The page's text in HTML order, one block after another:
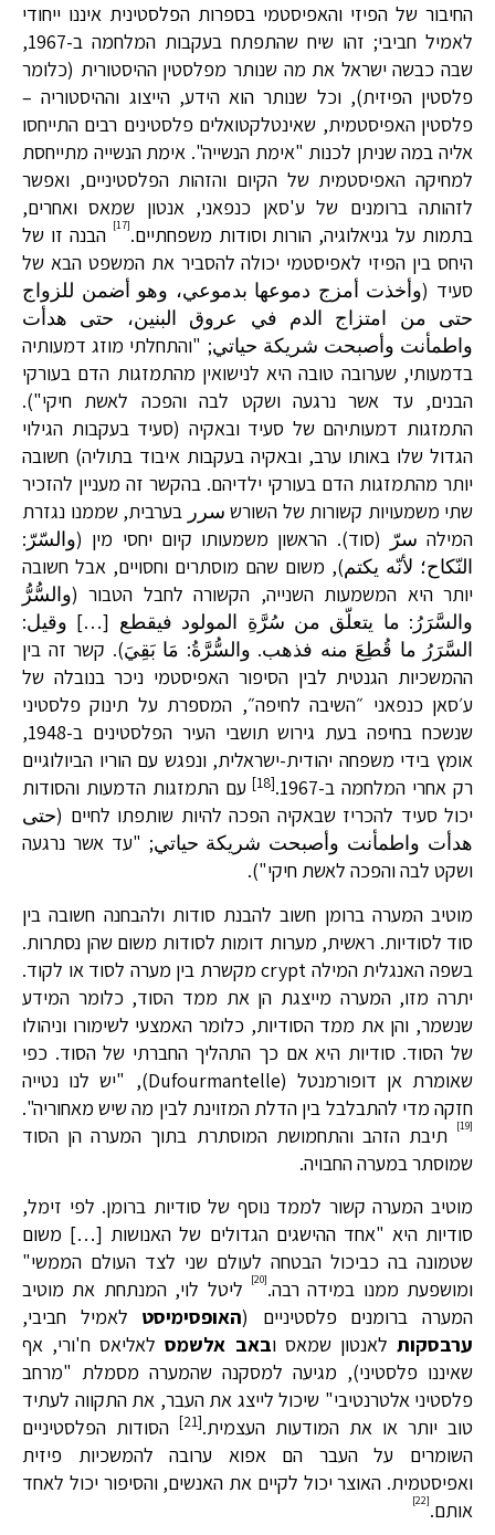
החיבור של הפיזי והאפיסטמי בספרות הפלסטינית איננו ייחודי
לאמיל חביבי; זהו שיח שהתפתח בעקבות המלחמה ב-1967,
שבה כבשה ישראל את מה שנותר מפלסטין ההיסטורית (כלומר
פלסטין הפיזית), וכל שנותר הוא הידע, הייצוג וההיסטוריה –
פלסטין האפיסטמית, שאינטלקטואלים פלסטינים רבים התייחסו
אליה במה שניתן לכנות "אימת הנשייה". אימת הנשייה מתייחסת
למחיקה האפיסטמית של הקיום והזהות הפלסטיניים, ואפשר
לזהותה ברומנים של ע'סאן כנפאני, אנטון שמאס ואחרים,
בתמות על גניאלוגיה, הורות וסודות משפחתיים.[17]
הבנה זו של
היחס בין הפיזי לאפיסטמי יכולה להסביר את המשפט הבא של
סעיד (وأخذت أمزج دموعها بدموعي، وهو أضمن للزواج
حتى من امتزاج الدم في عروق البنين، حتى هدأت
واطمأنت وأصبحت شريكة حياتي; "והתחלתי מוזג דמעותיה
בדמעותי, שערובה טובה היא לנישואין מהתמזגות הדם בעורקי
הבנים, עד אשר נרגעה ושקט לבה והפכה לאשת חיקי").
התמזגות דמעותיהם של סעיד ובאקיה (סעיד בעקבות הגילוי
הגדול שלו באותו ערב, ובאקיה בעקבות איבוד בתוליה) חשובה
יותר מהתמזגות הדם בעורקי ילדיהם. בהקשר זה מעניין להזכיר
שתי משמעויות קשורות של השורש سرر בערבית, שממנו נגזרת
המילה سرّ (סוד). הראשון משמעותו קיום יחסי מין (والسّرّ:
النّكاح؛ لأنّه يكتم), משום שהם מוסתרים וחסויים, אבל חשובה
יותר היא המשמעות השנייה, הקשורה לחבל הטבור (والسُّرُّ
والسَّرَرُ: ما يتعلّق من سُرَّةِ المولود فيقطع […] وقيل:
السَّرَرُ ما قُطِعَ منه فذهب. والسُّرَّةُ: مَا بَقِيَ). קשר זה בין
ההמשכיות הגנטית לבין הסיפור האפיסטמי ניכר בנובלה של
ע׳סאן כנפאני ״השיבה לחיפה״, המספרת על תינוק פלסטיני
שנשכח בחיפה בעת גירוש תושבי העיר הפלסטינים ב-1948,
אומץ בידי משפחה יהודית-ישראלית, ונפגש עם הוריו הביולוגיים
רק אחרי המלחמה ב-1967.
[18]
עם התמזגות הדמעות והסודות
יכול סעיד להכריז שבאקיה הפכה להיות שותפתו לחיים (حتى
هدأت واطمأنت وأصبحت شريكة حياتي; "עד אשר נרגעה
ושקט לבה והפכה לאשת חיקי").
מוטיב המערה ברומן חשוב להבנת סודות ולהבחנה חשובה בין
סוד לסודיות. ראשית, מערות דומות לסודות משום שהן נסתרות.
בשפה האנגלית המילה crypt מקשרת בין מערה לסוד או לקוד.
יתרה מזו, המערה מייצגת הן את ממד הסוד, כלומר המידע
שנשמר, והן את ממד הסודיות, כלומר האמצעי לשימורו וניהולו
של הסוד. סודיות היא אם כך התהליך החברתי של הסוד. כפי
שאומרת אן דופורמנטל (Dufourmantelle), "יש לנו נטייה
חזקה מדי להתבלבל בין הדלת המזוינת לבין מה שיש מאחוריה".
[19]
תיבת הזהב והתחמושת המוסתרת בתוך המערה הן הסוד
שמוסתר במערה החבויה.
מוטיב המערה קשור לממד נוסף של סודיות ברומן. לפי זימל,
סודיות היא "אחד ההישגים הגדולים של האנושות […] משום
שטמונה בה כביכול הבטחה לעולם שני לצד העולם הממשי"
ומושפעת ממנו במידה רבה.[20]
ליטל לוי, המנתחת את מוטיב
המערה ברומנים פלסטיניים (האופסימיסט לאמיל חביבי,
ערבסקותלאנטון שמאס ובאב אלשמסלאליאס ח'ורי, אף
שאיננו פלסטיני), מגיעה למסקנה שהמערה מסמלת "מרחב
פלסטיני אלטרנטיבי" שיכול לייצג את העבר, את התקווה לעתיד
טוב יותר או את המודעות העצמית.[21]
הסודות הפלסטיניים
השומרים על העבר הם אפוא ערובה להמשכיות פיזית
ואפיסטמית. האוצר יכול לקיים את האנשים, והסיפור יכול לאחד
אותם.[22]